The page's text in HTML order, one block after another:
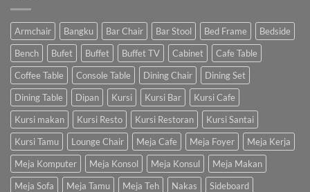
Armchair Bangku Bar Chair Bar Stool Bed Frame
Bedside
Bench
Bufet Buffet Buffet TV Cabinet
Cafe Table
Coffee Table
Console Table Dining Chair
Dining Set
Dining Table
Dipan Kursi Kursi Bar
Kursi Cafe
Kursi makan
Kursi Resto Kursi Restoran
Kursi Santai
Kursi Tamu
Lounge Chair Meja Cafe Meja Foyer
Meja Kerja
Meja Komputer
Meja Konsol Meja Konsul
Meja Makan
Meja Sofa
Meja Tamu Meja Teh Nakas
Sideboard